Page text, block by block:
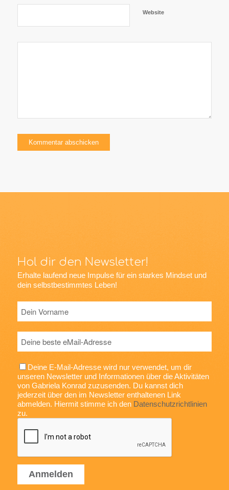
Website
Hol dir den Newsletter!
Erhalte laufend neue Impulse für ein starkes Mindset und
dein selbstbestimmtes Leben!
Deine E-Mail-Adresse wird nur verwendet, um dir
unseren Newsletter und Informationen über die Aktivitäten
von Gabriela Konrad zuzusenden. Du kannst dich
jederzeit über den im Newsletter enthaltenen Link
abmelden. Hiermit stimme ich den Datenschutzrichtlinien
zu.